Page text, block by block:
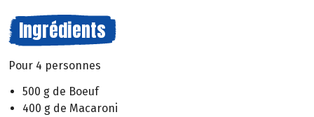
Ingrédients
Pour 4 personnes
500 g de Boeuf
400 g de Macaroni